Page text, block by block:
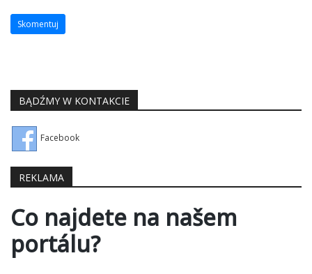
BĄDŹMY W KONTAKCIE
Facebook
REKLAMA
Co najdete na našem
portálu?